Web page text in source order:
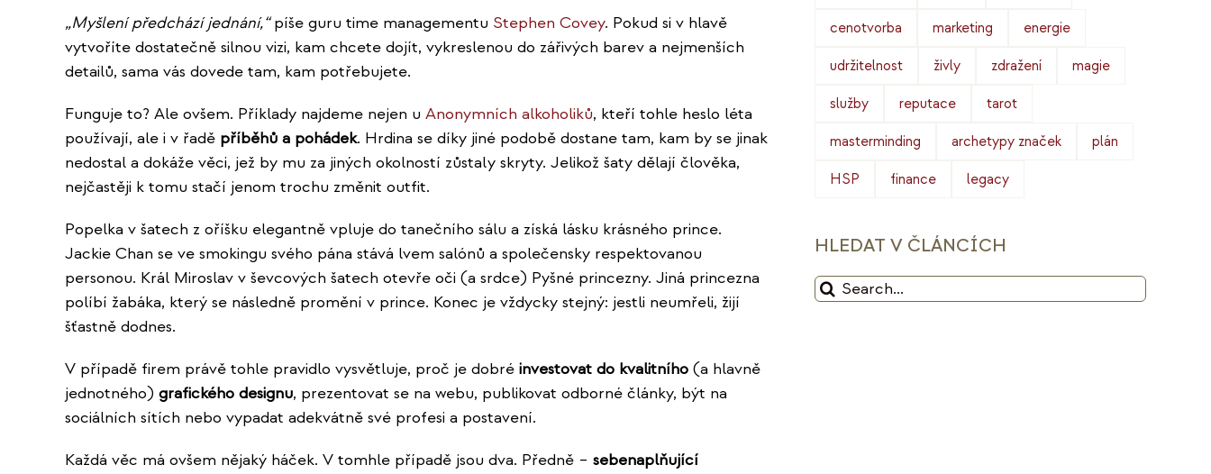
„Myšlení předchází jednání,“píše guru time managementu Stephen Covey. Pokud si v hlavě
vytvoříte dostatečně silnou vizi, kam chcete dojít, vykreslenou do zářivých barev a nejmenších
detailů, sama vás dovede tam, kam potřebujete.
Funguje to? Ale ovšem. Příklady najdeme nejen u Anonymních alkoholiků, kteří tohle heslo léta
používají, ale i v řadě příběhů a pohádek. Hrdina se díky jiné podobě dostane tam, kam by se jinak
nedostal a dokáže věci, jež by mu za jiných okolností zůstaly skryty. Jelikož šaty dělají člověka,
nejčastěji k tomu stačí jenom trochu změnit outfit.
Popelka v šatech z oříšku elegantně vpluje do tanečního sálu a získá lásku krásného prince.
Jackie Chan se ve smokingu svého pána stává lvem salónů a společensky respektovanou
personou. Král Miroslav v ševcových šatech otevře oči (a srdce) Pyšné princezny. Jiná princezna
políbí žabáka, který se následně promění v prince. Konec je vždycky stejný: jestli neumřeli, žijí
šťastně dodnes.
V případě firem právě tohle pravidlo vysvětluje, proč je dobréinvestovat do kvalitního(a hlavně
jednotného) grafického designu, prezentovat se na webu, publikovat odborné články, být na
sociálních sítích nebo vypadat adekvátně své profesi a postavení.
Každá věc má ovšem nějaký háček. V tomhle případě jsou dva. Předně – sebenaplňující
cenotvorba marketing energie
udržitelnost živly zdražení magie
služby reputace tarot
masterminding archetypy značek plán
HSP finance legacy
HLEDAT V ČLÁNCÍCH
Hledat: